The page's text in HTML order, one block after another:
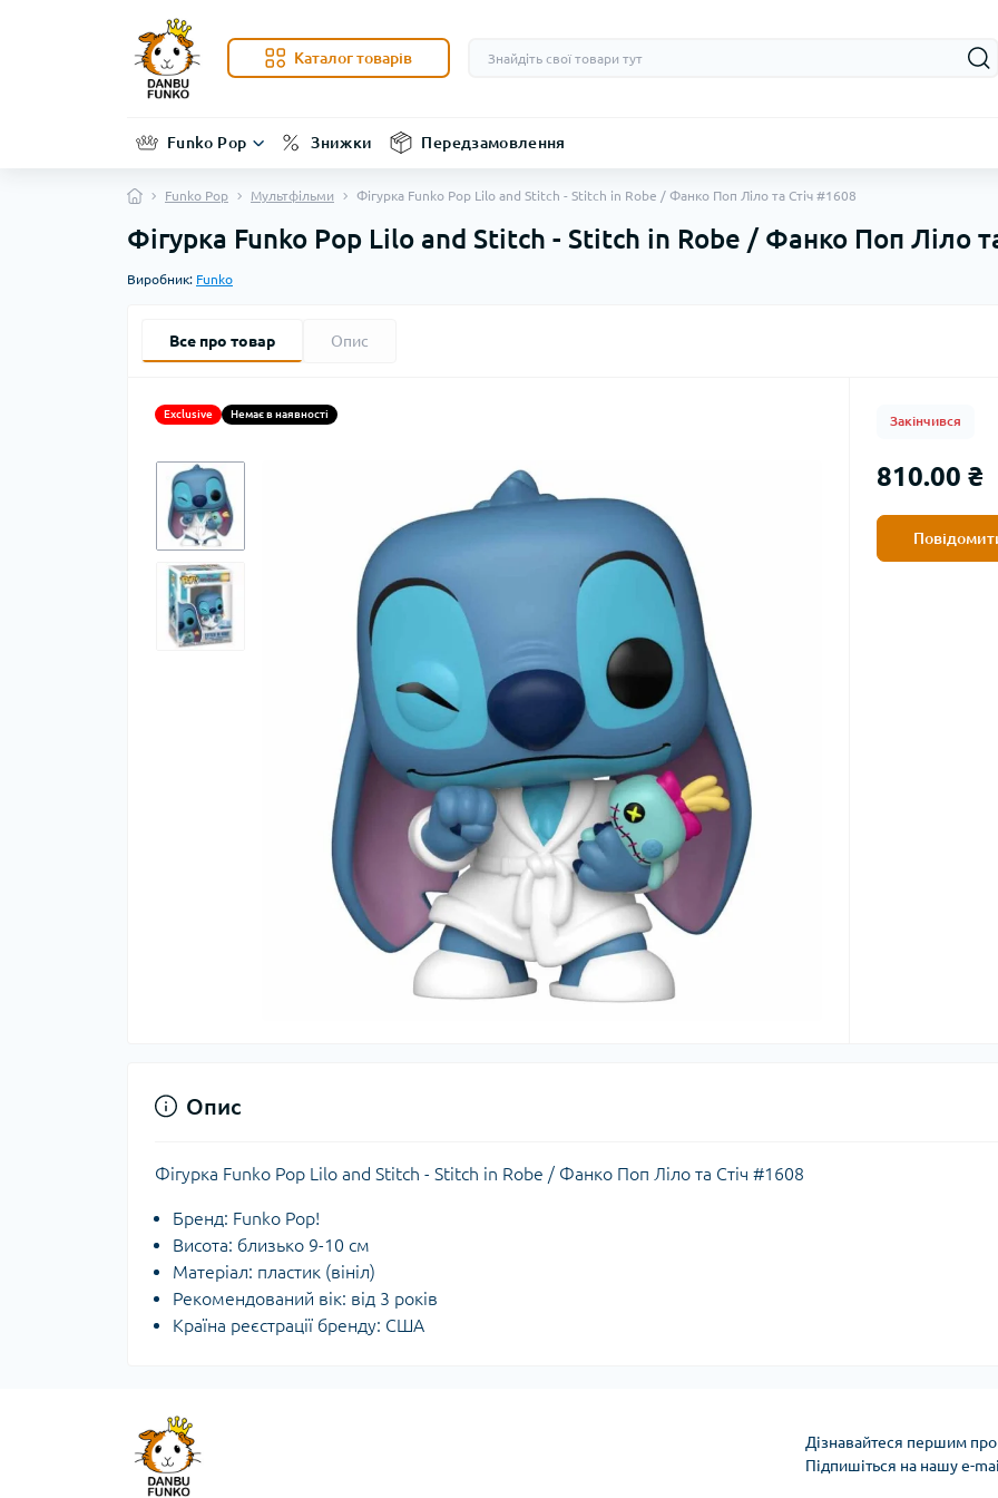
Каталог товарів
Funko Pop Знижки Передзамовлення
Funko Pop Мультфільми Фігурка Funko Pop Lilo and Stitch - Stitch in Robe / Фанко Поп Ліло та Стіч #1608
Фігурка Funko Pop Lilo and Stitch - Stitch in Robe / Фанко Поп Ліло
Виробник: Funko
Все про товар Опис
Exclusive Немає в наявності Закінчився
810.00 ₴
Опис
Фігурка Funko Pop Lilo and Stitch - Stitch in Robe / Фанко Поп Ліло та Стіч #1608
Бренд: Funko Pop!
Висота: близько 9-10 см
Матеріал: пластик (вініл)
Рекомендований вік: від 3 років
Країна реєстрації бренду: США
Дізнавайтеся першим про
Підпишіться на нашу e-